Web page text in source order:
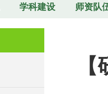
学科建设 师资队